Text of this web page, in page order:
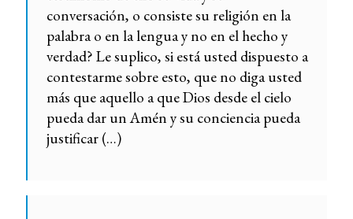
conversación, o consiste su religión en la
palabra o en la lengua y no en el hecho y
verdad? Le suplico, si está usted dispuesto a
contestarme sobre esto, que no diga usted
más que aquello a que Dios desde el cielo
pueda dar un Amén y su conciencia pueda
justificar (…)